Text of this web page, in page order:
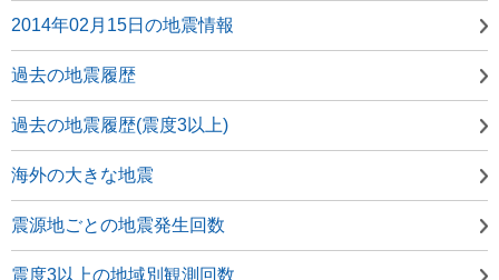
2014年02月15日の地震情報
過去の地震履歴
過去の地震履歴(震度3以上)
海外の大きな地震
震源地ごとの地震発生回数
震度3以上の地域別観測回数